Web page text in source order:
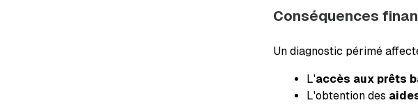
Conséquences
Un diagnostic périmé
L'accès aux prêts
L'obtention des